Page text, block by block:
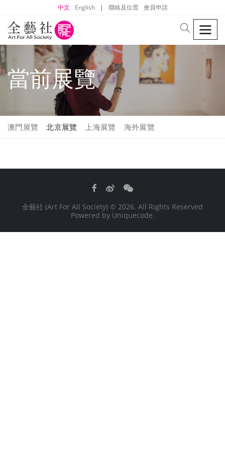
中文 English | 聯絡及位置 會員申請
search
當前展覽
澳門展覽 北京展覽 上海展覽 海外展覽
Facebook
WeiboWeChat
全藝社 (Art For All Society) © 2026. All Rights Reserved
Powered by Uniquecode.